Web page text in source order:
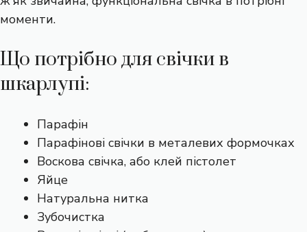
моменти.
Що потрібно для свічки в
шкарлупі:
Парафін
Парафінові свічки в металевих формочках
Воскова свічка, або клей пістолет
Яйце
Натуральна нитка
Зубочистка